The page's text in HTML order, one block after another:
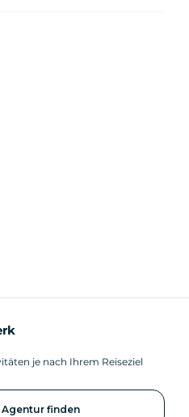
je nach Ihrem Reiseziel
Agentur finden